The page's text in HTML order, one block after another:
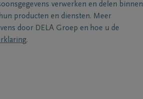
verwerken en delen binnen
producten en diensten. Meer
door DELA Groep en hoe u de
.